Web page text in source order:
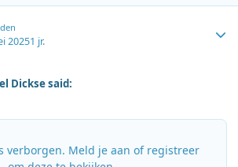
20251 jr.
Dickse said:
verborgen. Meld je aan of registreer